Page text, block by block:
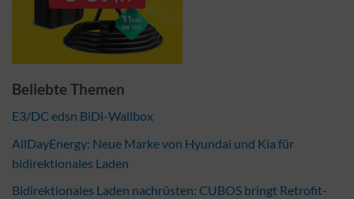
Beliebte Themen
E3/DC edsn BiDi-Wallbox
AllDayEnergy: Neue Marke von Hyundai und Kia für
bidirektionales Laden
Bidirektionales Laden nachrüsten: CUBOS bringt Retrofit-